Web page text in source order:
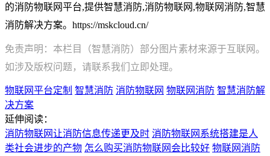
的消防物联网平台,提供智慧消防,消防物联网,物联网消防,智慧
消防解决方案。https://mskcloud.cn/
免责声明：本栏目（智慧消防）部分图片素材来源于互联网。
如涉及版权问题，请联系我们立即处理。
物联网平台定制 智慧消防 消防物联网 物联网消防 智慧消防解
决方案
延伸阅读：
消防物联网让消防信息传递更及时 消防物联网系统搭建是人
类社会进步的产物 怎么购买消防物联网会比较好 物联网消防